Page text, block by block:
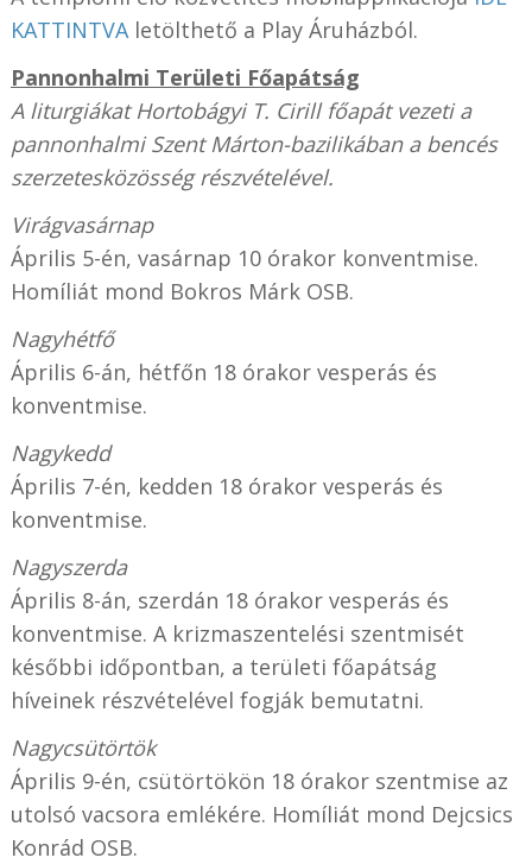
KATTINTVAletölthető a Play Áruházból.
Pannonhalmi Területi Főapátság
A liturgiákat Hortobágyi T. Cirill főapát vezeti a
pannonhalmi Szent Márton-bazilikában a bencés
szerzetesközösség részvételével.
Virágvasárnap
Április 5-én, vasárnap 10 órakor konventmise.
Homíliát mond Bokros Márk OSB.
Nagyhétfő
Április 6-án, hétfőn 18 órakor vesperás és
konventmise.
Nagykedd
Április 7-én, kedden 18 órakor vesperás és
konventmise.
Nagyszerda
Április 8-án, szerdán 18 órakor vesperás és
konventmise. A krizmaszentelési szentmisét
későbbi időpontban, a területi főapátság
híveinek részvételével fogják bemutatni.
Nagycsütörtök
Április 9-én, csütörtökön 18 órakor szentmise az
utolsó vacsora emlékére. Homíliát mond Dejcsics
Konrád OSB.